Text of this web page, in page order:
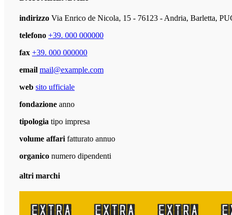
indirizzo Via Enrico de Nicola, 15 - 76123 - Andria, Barletta,
telefono +39. 000 000000
fax +39. 000 000000
email mail@example.com
web sito ufficiale
fondazione anno
tipologia tipo impresa
volume affari fatturato annuo
organico numero dipendenti
altri marchi